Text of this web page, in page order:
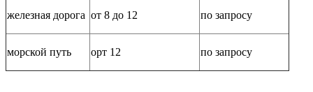
железная дорога от 8 до 12 по запросу
морской путь орт 12 по запросу